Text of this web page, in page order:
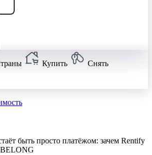
Купить Снять
быть просто платёжом: зачем Rentify